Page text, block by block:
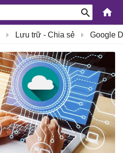
-
Kiến
Thức
Công
Nghệ
Khoa
Học
và
Cuộc
Lưu trữ - Chia sẻ Google